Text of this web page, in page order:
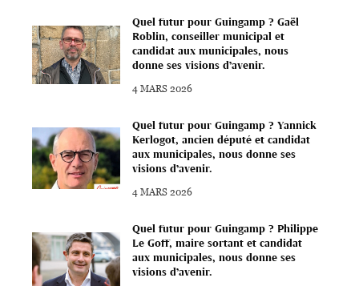
Quel futur pour Guingamp ? Gaël
Roblin, conseiller municipal et
candidat aux municipales, nous
donne ses visions d’avenir.
4 MARS 2026
Quel futur pour Guingamp ? Yannick
Kerlogot, ancien député et candidat
aux municipales, nous donne ses
visions d’avenir.
4 MARS 2026
Quel futur pour Guingamp ? Philippe
Le Goff, maire sortant et candidat
aux municipales, nous donne ses
visions d’avenir.